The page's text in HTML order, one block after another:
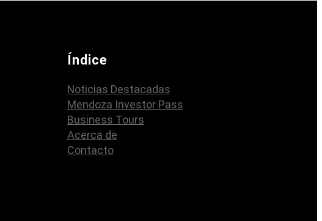
Índice
Noticias Destacadas
Mendoza Investor Pass
Business Tours
Acerca de
Contacto